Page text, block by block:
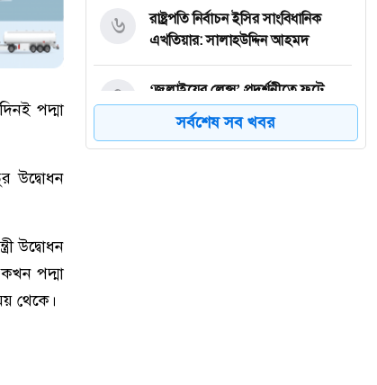
পদ্মা
উদ্বোধন
উদ্বোধন
পদ্মা
থেকে।
রাষ্ট্রপতি নির্বাচন ইসির সাংবিধানিক
এখতিয়ার: সালাহউদ্দিন আহমদ
৬
‘জুলাইয়ের লেন্স’ প্রদর্শনীতে ফুটে
উঠেছে গণঅভ্যুত্থানের ভয়াবহতা
৭
সর্বশেষ সব খবর